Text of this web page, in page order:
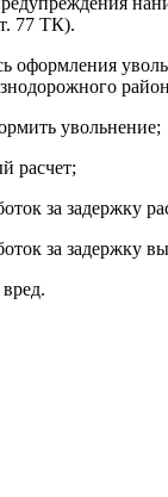
77 ТК).
оформления
увольнение;
расчет;
за задержку
за задержку